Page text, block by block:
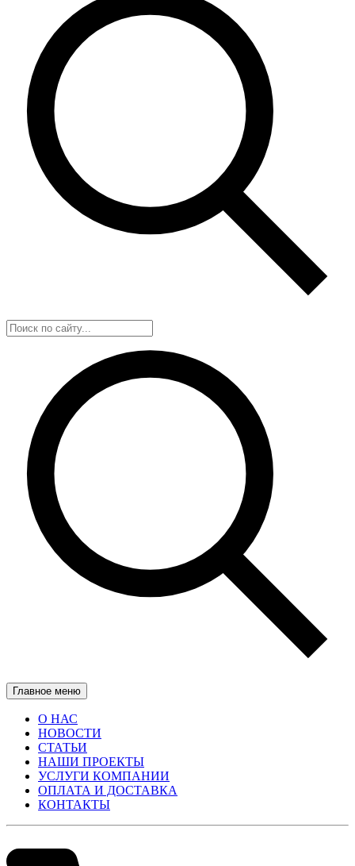
Главное меню
О НАС
НОВОСТИ
СТАТЬИ
НАШИ ПРОЕКТЫ
УСЛУГИ КОМПАНИИ
ОПЛАТА И ДОСТАВКА
КОНТАКТЫ